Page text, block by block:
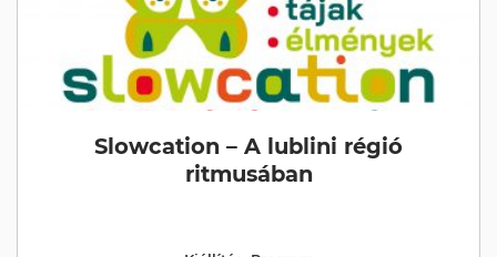
Slowcation – A lublini régió
ritmusában